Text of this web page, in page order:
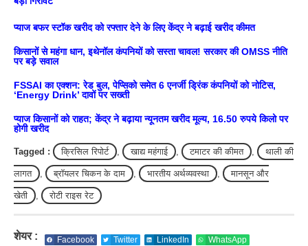
प्याज बफर स्टॉक खरीद को रफ्तार देने के लिए केंद्र ने बढ़ाई खरीद कीमत
किसानों से महंगा धान, इथेनॉल कंपनियों को सस्ता चावल! सरकार की OMSS नीति
पर बड़े सवाल
FSSAI का एक्शन: रेड बुल, पेप्सिको समेत 6 एनर्जी ड्रिंक कंपनियों को नोटिस,
‘Energy Drink’ दावों पर सख्ती
प्याज किसानों को राहत; केंद्र ने बढ़ाया न्यूनतम खरीद मूल्य, 16.50 रुपये किलो पर
होगी खरीद
Tagged : क्रिसिल रिपोर्ट खाद्य महंगाई टमाटर की कीमत थाली की
लागत ब्रॉयलर चिकन के दाम भारतीय अर्थव्यवस्था मानसून और
खेती रोटी राइस रेट
शेयर : Facebook Twitter LinkedIn WhatsApp